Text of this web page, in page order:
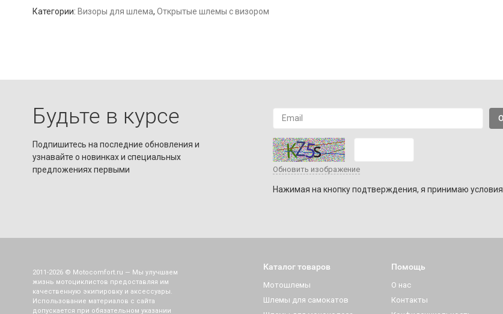
Категории: Визоры для шлема, Открытые шлемы с визором
Будьте в курсе
Подпишитесь на последние обновления и
узнавайте о новинках и специальных
предложениях первыми
Обновить изображение
Нажимая на кнопку подтверждения, я принимаю условия
2011-2026 © Motocomfort.ru — Мы улучшаем
жизнь мотоциклистов предоставляя им
качественную экипировку и аксессуары.
Использование материалов с сайта
допускается при обязательном указании
Каталог товаров
Мотошлемы
Шлемы для самокатов
Помощь
О нас
Контакты